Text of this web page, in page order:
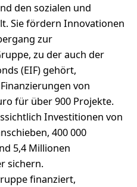
den sozialen und
Sie fördern Innovationen
zur
zu der auch der
(EIF) gehört,
von
für über 900 Projekte.
Investitionen von
400 000
5,4 Millionen
sichern.
finanziert,